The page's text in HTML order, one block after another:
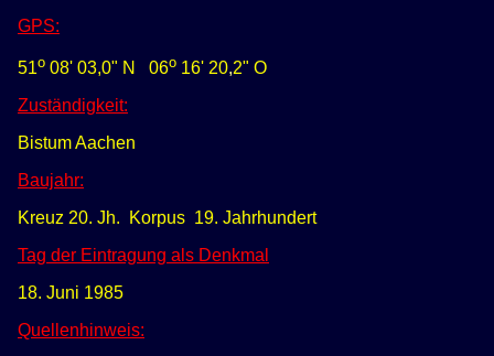
GPS:
51o 08' 03,0" N 06o 16' 20,2" O
Zuständigkeit:
Bistum Aachen
Baujahr:
Kreuz 20. Jh. Korpus 19. Jahrhundert
Tag der Eintragung als Denkmal
18. Juni 1985
Quellenhinweis: